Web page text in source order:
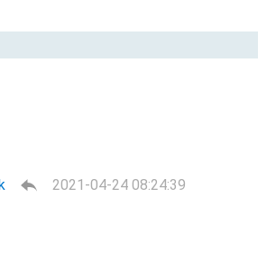
2021-04-24 08:24:39